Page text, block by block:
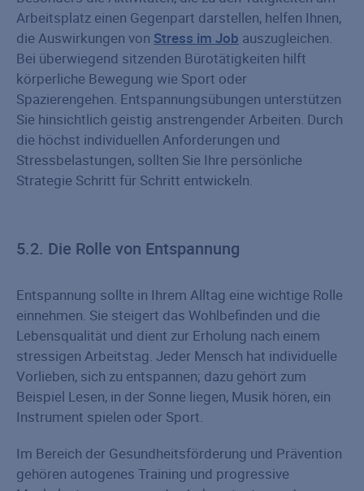
Arbeitsplatz einen Gegenpart darstellen, helfen Ihnen,
die Auswirkungen von Stress im Job auszugleichen.
Bei überwiegend sitzenden Bürotätigkeiten hilft
körperliche Bewegung wie Sport oder
Spazierengehen. Entspannungsübungen unterstützen
Sie hinsichtlich geistig anstrengender Arbeiten. Durch
die höchst individuellen Anforderungen und
Stressbelastungen, sollten Sie Ihre persönliche
Strategie Schritt für Schritt entwickeln.
5.2. Die Rolle von Entspannung
Entspannung sollte in Ihrem Alltag eine wichtige Rolle
einnehmen. Sie steigert das Wohlbefinden und die
Lebensqualität und dient zur Erholung nach einem
stressigen Arbeitstag. Jeder Mensch hat individuelle
Vorlieben, sich zu entspannen; dazu gehört zum
Beispiel Lesen, in der Sonne liegen, Musik hören, ein
Instrument spielen oder Sport.
Im Bereich der Gesundheitsförderung und Prävention
gehören autogenes Training und progressive